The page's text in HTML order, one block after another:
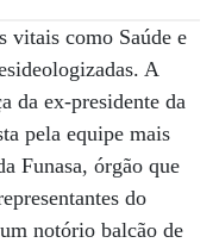
vitais como Saúde e
A
da ex-presidente da
pela equipe mais
Funasa, órgão que
do
notório balcão de